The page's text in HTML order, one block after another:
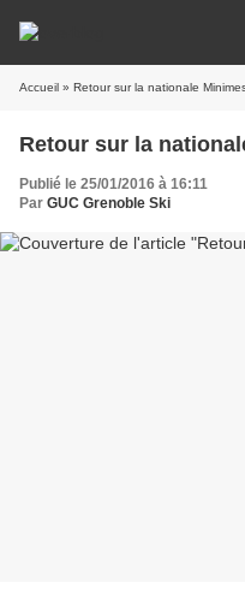
Accueil » Retour sur la nationale
Retour sur la
Publié le 25/01/2016 à 16:11
Par GUC Grenoble Ski